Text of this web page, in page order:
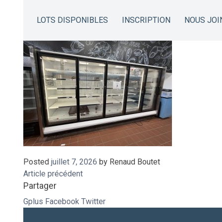
LOTS DISPONIBLES INSCRIPTION NOUS
Posted juillet 7, 2026 by Renaud Boutet
Article précédent
Partager
Gplus Facebook Twitter